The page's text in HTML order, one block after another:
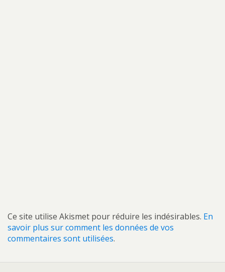
Ce site utilise Akismet pour réduire les indésirables. En
savoir plus sur comment les données de vos
commentaires sont utilisées.